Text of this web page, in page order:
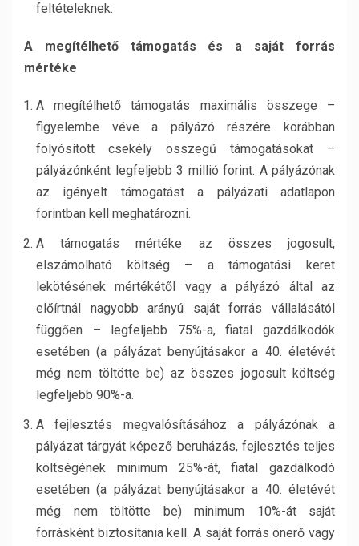
feltételeknek.
A megítélhető támogatás és a saját forrás
mértéke
A megítélhető támogatás maximális összege –
figyelembe véve a pályázó részére korábban
folyósított csekély összegű támogatásokat –
pályázónként legfeljebb 3 millió forint. A pályázónak
az igényelt támogatást a pályázati adatlapon
forintban kell meghatározni.
A támogatás mértéke az összes jogosult,
elszámolható költség – a támogatási keret
lekötésének mértékétől vagy a pályázó által az
előírtnál nagyobb arányú saját forrás vállalásától
függően – legfeljebb 75%-a, fiatal gazdálkodók
esetében (a pályázat benyújtásakor a 40. életévét
még nem töltötte be) az összes jogosult költség
legfeljebb 90%-a.
A fejlesztés megvalósításához a pályázónak a
pályázat tárgyát képező beruházás, fejlesztés teljes
költségének minimum 25%-át, fiatal gazdálkodó
esetében (a pályázat benyújtásakor a 40. életévét
még nem töltötte be) minimum 10%-át saját
forrásként biztosítania kell. A saját forrás önerő vagy